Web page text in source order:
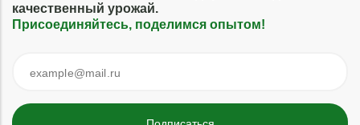
качественный урожай.
Присоединяйтесь, поделимся опытом!